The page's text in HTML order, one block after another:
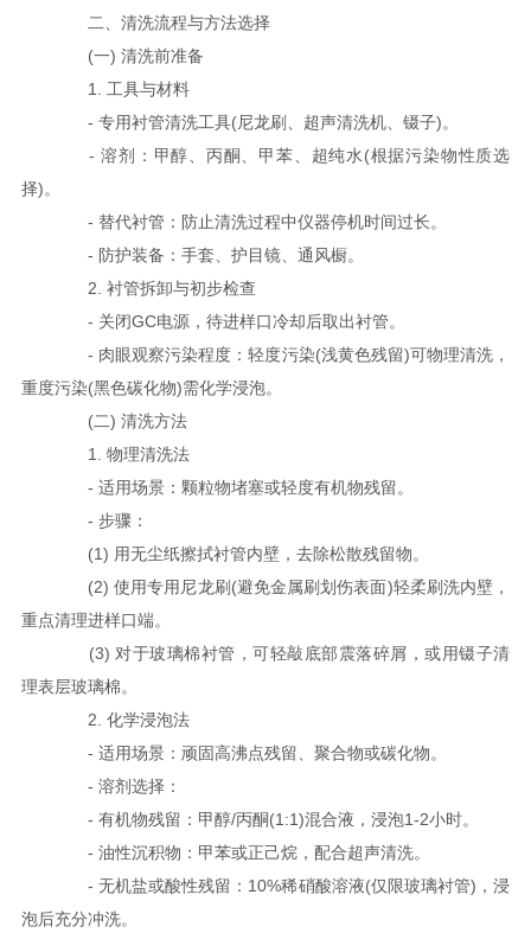
二、清洗流程与方法选择
(一) 清洗前准备
1. 工具与材料
- 专用衬管清洗工具(尼龙刷、超声清洗机、镊子)。
- 溶剂：甲醇、丙酮、甲苯、超纯水(根据污染物性质选
择)。
- 替代衬管：防止清洗过程中仪器停机时间过长。
- 防护装备：手套、护目镜、通风橱。
2. 衬管拆卸与初步检查
- 关闭GC电源，待进样口冷却后取出衬管。
- 肉眼观察污染程度：轻度污染(浅黄色残留)可物理清洗，
重度污染(黑色碳化物)需化学浸泡。
(二) 清洗方法
1. 物理清洗法
- 适用场景：颗粒物堵塞或轻度有机物残留。
- 步骤：
(1) 用无尘纸擦拭衬管内壁，去除松散残留物。
(2) 使用专用尼龙刷(避免金属刷划伤表面)轻柔刷洗内壁，
重点清理进样口端。
(3) 对于玻璃棉衬管，可轻敲底部震落碎屑，或用镊子清
理表层玻璃棉。
2. 化学浸泡法
- 适用场景：顽固高沸点残留、聚合物或碳化物。
- 溶剂选择：
- 有机物残留：甲醇/丙酮(1:1)混合液，浸泡1-2小时。
- 油性沉积物：甲苯或正己烷，配合超声清洗。
- 无机盐或酸性残留：10%稀硝酸溶液(仅限玻璃衬管)，浸
泡后充分冲洗。